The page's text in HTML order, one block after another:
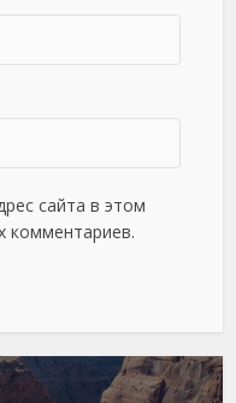
сайта в этом
комментариев.